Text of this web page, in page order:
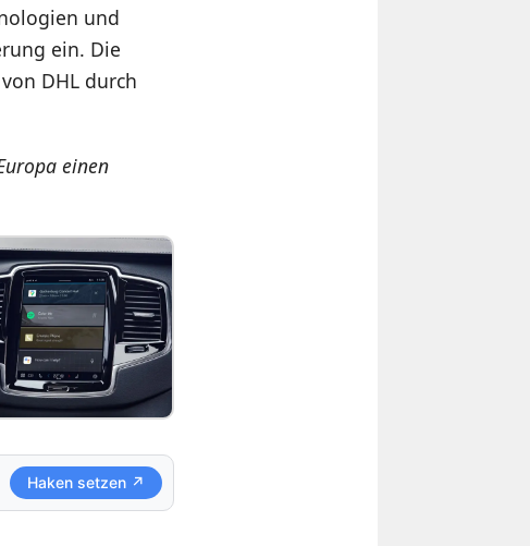
und
ein. Die
DHL durch
einen
Haken setzen ↗